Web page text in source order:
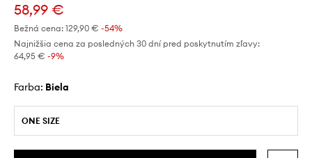
58,99 €
Bežná cena: 129,90 € -54%
Najnižšia cena za posledných 30 dní pred poskytnutím zľavy:
64,95 € -9%
Farba: biela
ONE SIZE